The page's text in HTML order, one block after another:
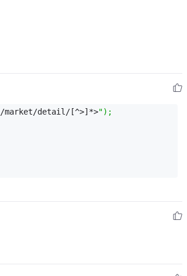
/market/detail/[^>]*>");